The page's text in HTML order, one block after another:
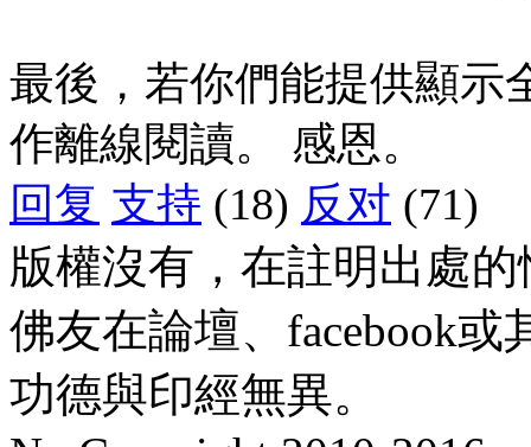
最後，若你們能提供顯示
作離線閱讀。 感恩。
回复 支持 (18) 反对 (71)
版權沒有，在註明出處
佛友在論壇、facebook
功德與印經無異。